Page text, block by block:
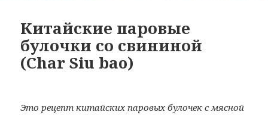
Китайские паровые
булочки со свининой
(Char Siu bao)
Это рецепт китайских паровых булочек с мясной